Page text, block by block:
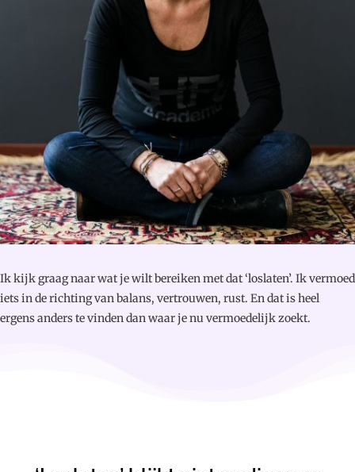
Ik kijk graag naar wat je wilt bereiken met dat ‘loslaten’. Ik vermoed
iets in de richting van balans, vertrouwen, rust. En dat is heel
ergens anders te vinden dan waar je nu vermoedelijk zoekt.